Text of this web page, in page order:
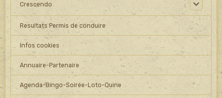
Crescendo
Resultats Permis de conduire
Infos cookies
Annuaire-Partenaire
Agenda-Bingo-Soirée-Loto-Quine